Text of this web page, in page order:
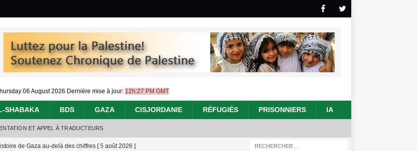
06 August 2026 Dernière mise à jour: 12h:27 PM GMT
SHABAKA BDS GAZA CISJORDANIE RÉFUGIÉS PRISONNIERS IA
ET APPEL À TRADUCTEURS
de Gaza au-delà des chiffres [ 5 août 2026 ]